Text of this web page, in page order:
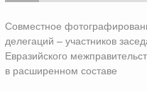
Совместное
делегаций – участников
Евразийского
в расширенном составе
о
Для